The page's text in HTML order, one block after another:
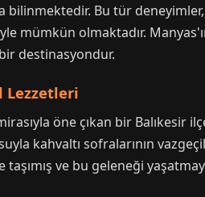
Bu tür
mümkün olmaktadır.
destinasyondur.
Lezzetleri
öne çıkan bir Balıkesir
kahvaltı sofralarının
ve bu geleneği